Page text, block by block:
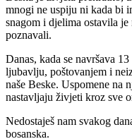
mnogi ne uspiju ni kada bi
snagom i djelima ostavila
poznavali.
Danas, kada se navršava
ljubavlju, poštovanjem i
naše Beske. Uspomene na
nastavljaju živjeti kroz sve
Nedostaješ nam svakog
bosanska.